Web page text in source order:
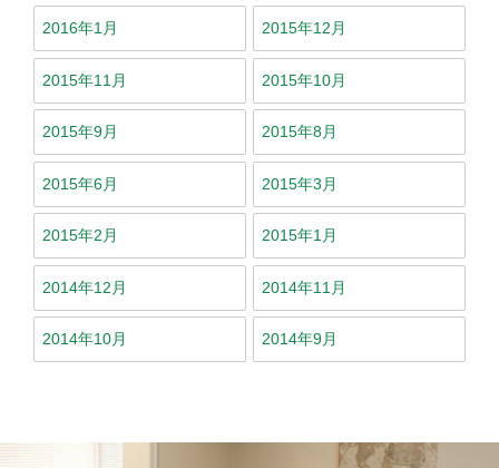
2016年1月 2015年12月
2015年11月 2015年10月
2015年9月 2015年8月
2015年6月 2015年3月
2015年2月 2015年1月
2014年12月 2014年11月
2014年10月 2014年9月